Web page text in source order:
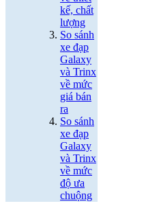
kế, chất
lượng
So sánh
xe đạp
Galaxy
và Trinx
về mức
giá bán
ra
So sánh
xe đạp
Galaxy
và Trinx
về mức
độ ưa
chuộng